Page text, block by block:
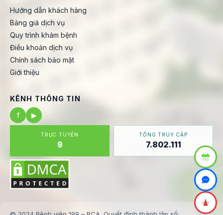
Hướng dẫn khách hàng
Bảng giá dịch vụ
Quy trình khám bệnh
Điều khoản dịch vụ
Chính sách bảo mật
Giới thiệu
KÊNH THÔNG TIN
f
▶
TRỰC TUYẾN
9
TỔNG TRUY CẬP
7.802.111